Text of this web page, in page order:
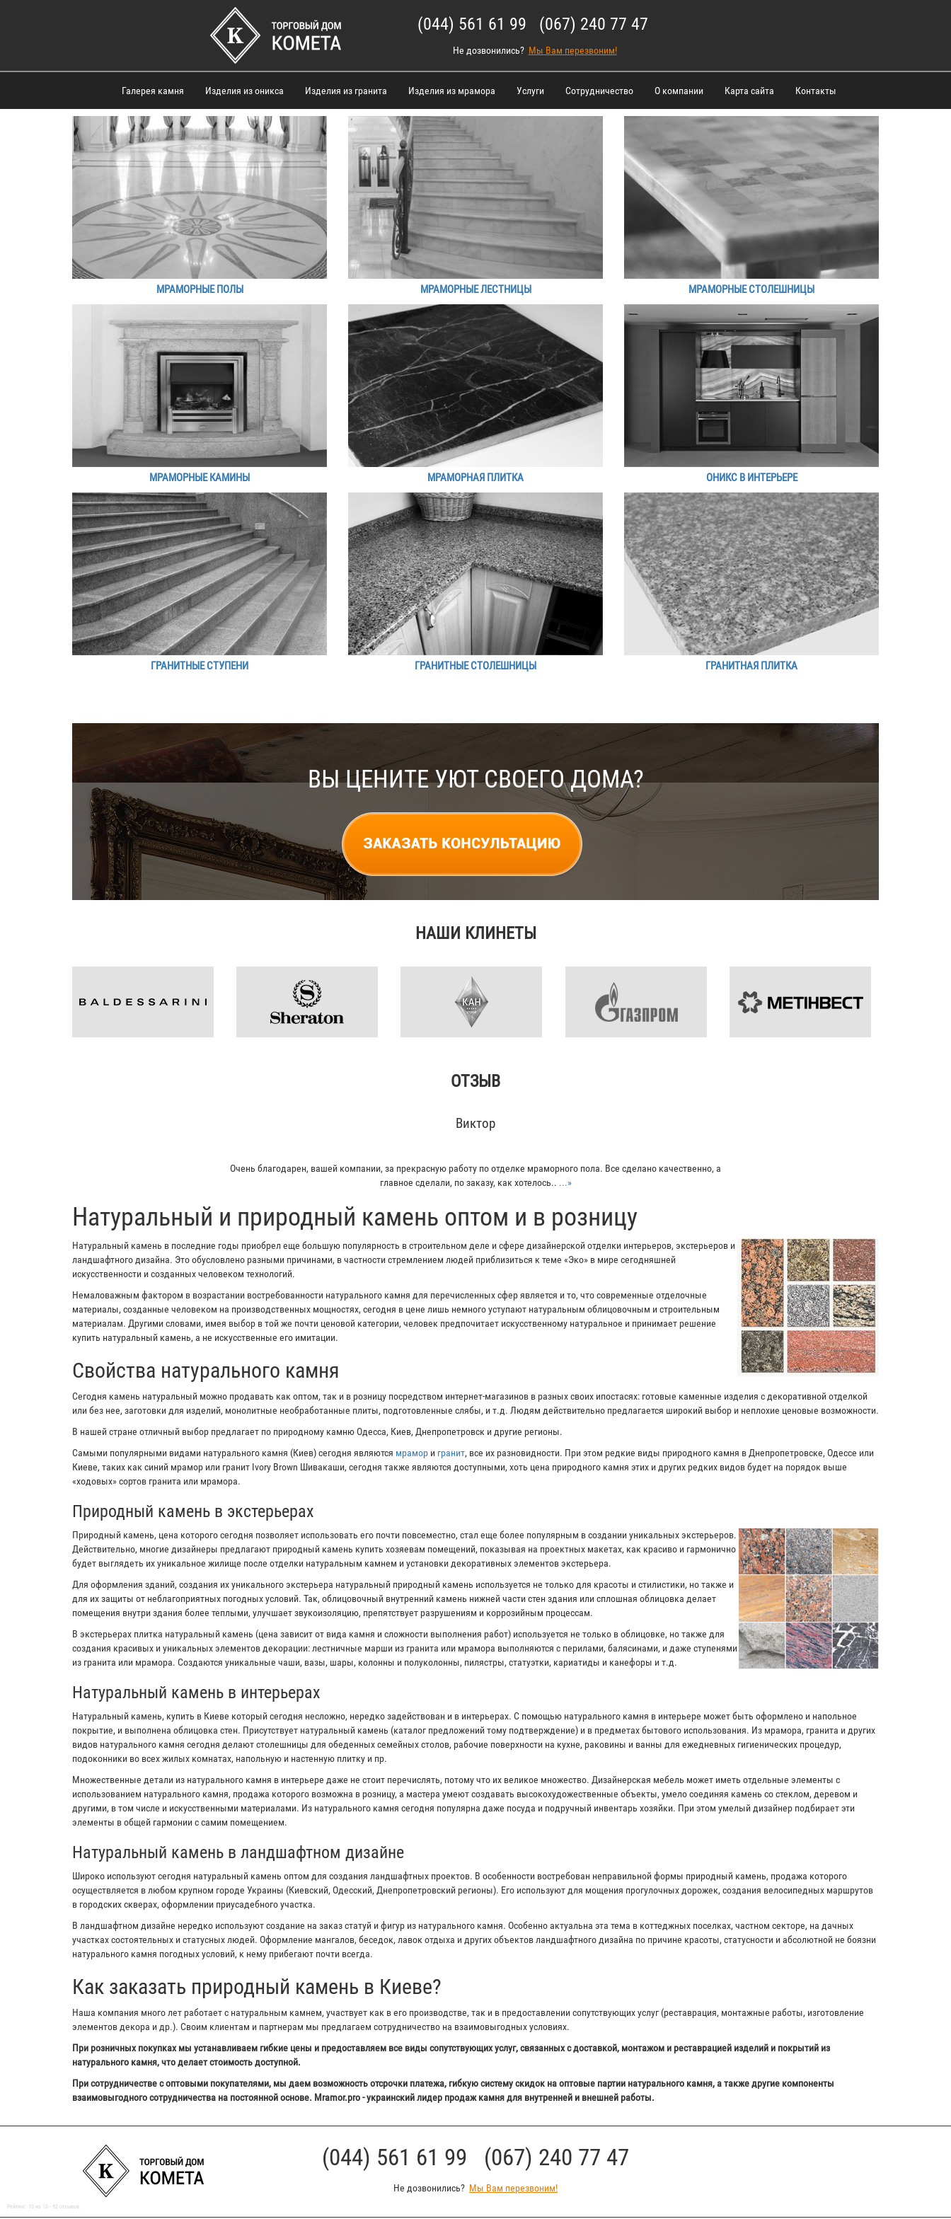
(044) 561 61 99 (067) 240 77 47
Не дозвонились? Мы Вам перезвоним!
Галерея камня Изделия из оникса Изделия из гранита Изделия из мрамора Услуги Сотрудничество О компании Карта сайта Контакты
МРАМОРНЫЕ ПОЛЫ МРАМОРНЫЕ ЛЕСТНИЦЫ МРАМОРНЫЕ СТОЛЕШНИЦЫ
МРАМОРНЫЕ КАМИНЫ МРАМОРНАЯ ПЛИТКА ОНИКС В ИНТЕРЬЕРЕ
ГРАНИТНЫЕ СТУПЕНИ ГРАНИТНЫЕ СТОЛЕШНИЦЫ ГРАНИТНАЯ ПЛИТКА
ВЫ ЦЕНИТЕ УЮТ СВОЕГО ДОМА?
НАШИ КЛИНЕТЫ
ОТЗЫВ
Кирилл
Мой отец заказывал плитку из гранита для своего дома. Больше всего понравилось - индивидуальный подход к клиенту.
Отец остался очень доволен......»
​Натуральный и природный камень оптом и в розницу
Натуральный камень в последние годы приобрел еще большую популярность в строительном деле и сфере дизайнерской отделки интерьеров, экстерьеров и
ландшафтного дизайна. Это обусловлено разными причинами, в частности стремлением людей приблизиться к теме «Эко» в мире сегодняшней
искусственности и созданных человеком технологий.
Немаловажным фактором в возрастании востребованности натурального камня для перечисленных сфер является и то, что современные отделочные
материалы, созданные человеком на производственных мощностях, сегодня в цене лишь немного уступают натуральным облицовочным и строительным
материалам. Другими словами, имея выбор в той же почти ценовой категории, человек предпочитает искусственному натуральное и принимает решение
купить натуральный камень, а не искусственные его имитации.
Свойства натурального камня
Сегодня камень натуральный можно продавать как оптом, так и в розницу посредством интернет-магазинов в разных своих ипостасях: готовые каменные изделия с декоративной отделкой
или без нее, заготовки для изделий, монолитные необработанные плиты, подготовленные слябы, и т.д. Людям действительно предлагается широкий выбор и неплохие ценовые возможности.
В нашей стране отличный выбор предлагает по природному камню Одесса, Киев, Днепропетровск и другие регионы.
Самыми популярными видами натурального камня (Киев) сегодня являются мрамор и гранит, все их разновидности. При этом редкие виды природного камня в Днепропетровске, Одессе или
Киеве, таких как синий мрамор или гранит Ivory Brown Шивакаши, сегодня также являются доступными, хоть цена природного камня этих и других редких видов будет на порядок выше
«ходовых» сортов гранита или мрамора.
Природный камень в экстерьерах
Природный камень, цена которого сегодня позволяет использовать его почти повсеместно, стал еще более популярным в создании уникальных экстерьеров.
Действительно, многие дизайнеры предлагают природный камень купить хозяевам помещений, показывая на проектных макетах, как красиво и гармонично
будет выглядеть их уникальное жилище после отделки натуральным камнем и установки декоративных элементов экстерьера.
Для оформления зданий, создания их уникального экстерьера натуральный природный камень используется не только для красоты и стилистики, но также и
для их защиты от неблагоприятных погодных условий. Так, облицовочный внутренний камень нижней части стен здания или сплошная облицовка делает
помещения внутри здания более теплыми, улучшает звукоизоляцию, препятствует разрушениям и коррозийным процессам.
В экстерьерах плитка натуральный камень (цена зависит от вида камня и сложности выполнения работ) используется не только в облицовке, но также для
создания красивых и уникальных элементов декорации: лестничные марши из гранита или мрамора выполняются с перилами, балясинами, и даже ступенями
из гранита или мрамора. Создаются уникальные чаши, вазы, шары, колонны и полуколонны, пилястры, статуэтки, кариатиды и канефоры и т.д.
Натуральный камень в интерьерах
Натуральный камень, купить в Киеве который сегодня несложно, нередко задействован и в интерьерах. С помощью натурального камня в интерьере может быть оформлено и напольное
покрытие, и выполнена облицовка стен. Присутствует натуральный камень (каталог предложений тому подтверждение) и в предметах бытового использования. Из мрамора, гранита и других
видов натурального камня сегодня делают столешницы для обеденных семейных столов, рабочие поверхности на кухне, раковины и ванны для ежедневных гигиенических процедур,
подоконники во всех жилых комнатах, напольную и настенную плитку и пр.
Множественные детали из натурального камня в интерьере даже не стоит перечислять, потому что их великое множество. Дизайнерская мебель может иметь отдельные элементы с
использованием натурального камня, продажа которого возможна в розницу, а мастера умеют создавать высокохудожественные объекты, умело соединяя камень со стеклом, деревом и
другими, в том числе и искусственными материалами. Из натурального камня сегодня популярна даже посуда и подручный инвентарь хозяйки. При этом умелый дизайнер подбирает эти
элементы в общей гармонии с самим помещением.
Натуральный камень в ландшафтном дизайне
Широко используют сегодня натуральный камень оптом для создания ландшафтных проектов. В особенности востребован неправильной формы природный камень, продажа которого
осуществляется в любом крупном городе Украины (Киевский, Одесский, Днепропетровский регионы). Его используют для мощения прогулочных дорожек, создания велосипедных маршрутов
в городских скверах, оформлении приусадебного участка.
В ландшафтном дизайне нередко используют создание на заказ статуй и фигур из натурального камня. Особенно актуальна эта тема в коттеджных поселках, частном секторе, на дачных
участках состоятельных и статусных людей. Оформление мангалов, беседок, лавок отдыха и других объектов ландшафтного дизайна по причине красоты, статусности и абсолютной не боязни
натурального камня погодных условий, к нему прибегают почти всегда.
Как заказать природный камень в Киеве?
Наша компания много лет работает с натуральным камнем, участвует как в его производстве, так и в предоставлении сопутствующих услуг (реставрация, монтажные работы, изготовление
элементов декора и др.). Своим клиентам и партнерам мы предлагаем сотрудничество на взаимовыгодных условиях.
При розничных покупках мы устанавливаем гибкие цены и предоставляем все виды сопутствующих услуг, связанных с доставкой, монтажом и реставрацией изделий и покрытий из
натурального камня, что делает стоимость доступной.
При сотрудничестве с оптовыми покупателями, мы даем возможность отсрочки платежа, гибкую систему скидок на оптовые партии натурального камня, а также другие компоненты
взаимовыгодного сотрудничества на постоянной основе. Mramor.pro - украинский лидер продаж камня для внутренней и внешней работы.
(044) 561 61 99 (067) 240 77 47
Не дозвонились? Мы Вам перезвоним!
Рейтинг: 10 из 10 92 отзывов.